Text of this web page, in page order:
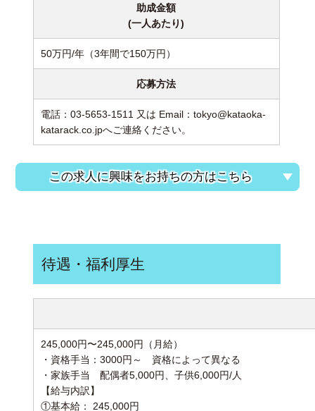
助成金額
(一人あたり)
50万円/年（3年間で150万円）
応募方法
電話：03-5653-1511 又は Email：tokyo@kataoka-
katarack.co.jpへご連絡ください。
この求人に興味をお持ちの方はこちら
待遇・福利厚生
245,000円〜245,000円（月給）
・資格手当：3000円～ 資格によって
・家族手当 配偶者5,000円、子供6,000円/人
【給与内訳】
①基本給： 245,000円